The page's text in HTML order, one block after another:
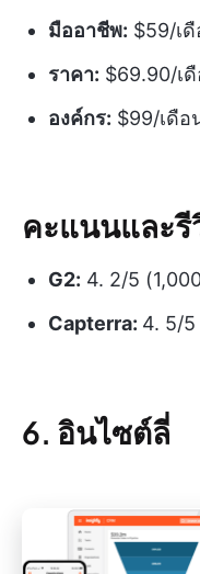
มืออาชีพ: $59/เ
ราคา: $69.90/เ
องค์กร: $99/เดือ
คะแนนและรี
G2: 4. 2/5
Capterra: 4. 5/5
6. อินไซต์ลี่